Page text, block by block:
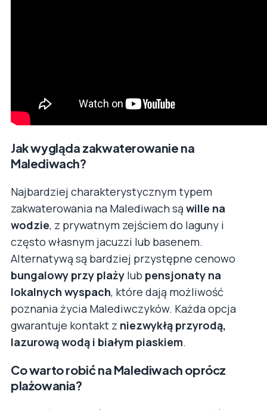
Jak wygląda zakwaterowanie na
Malediwach?
Najbardziej charakterystycznym typem
zakwaterowania na Malediwach są wille na
wodzie, z prywatnym zejściem do laguny i
często własnym jacuzzi lub basenem.
Alternatywą są bardziej przystępne cenowo
bungalowy przy plaży lub pensjonaty na
lokalnych wyspach, które dają możliwość
poznania życia Malediwczyków. Każda opcja
gwarantuje kontakt z niezwykłą przyrodą,
lazurową wodą i białym piaskiem.
Co warto robić na Malediwach oprócz
plażowania?